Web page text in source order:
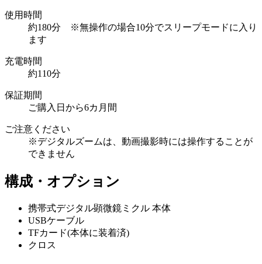
使用時間
約180分 ※無操作の場合10分でスリープモードに入り
ます
充電時間
約110分
保証期間
ご購入日から6カ月間
ご注意ください
※デジタルズームは、動画撮影時には操作することが
できません
構成・オプション
携帯式デジタル顕微鏡ミクル 本体
USBケーブル
TFカード(本体に装着済)
クロス